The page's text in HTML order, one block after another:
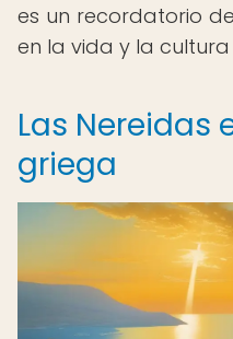
es un recordatorio
en la vida y la
Las Nereidas
griega